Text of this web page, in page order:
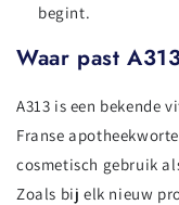
begint.
Waar past
A313 is een bekende
Franse
cosmetisch gebruik
Zoals bij elk nieuw